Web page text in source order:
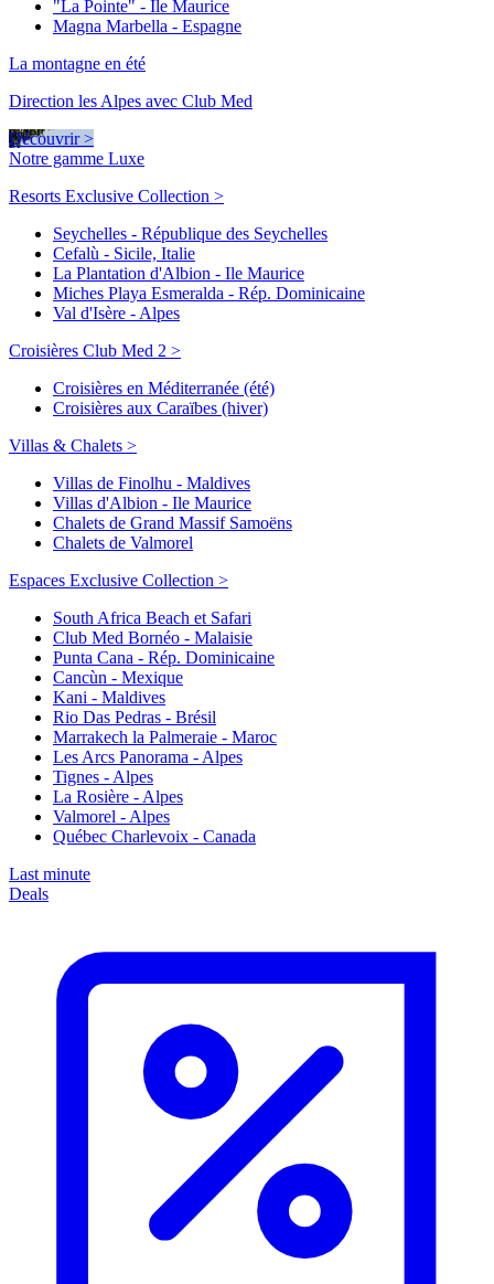
"La Pointe" - Ile Maurice
Magna Marbella - Espagne
La montagne en été
Direction les Alpes avec Club Med
Découvrir >
Notre gamme Luxe
Resorts Exclusive Collection >
Seychelles - République des Seychelles
Cefalù - Sicile, Italie
La Plantation d'Albion - Ile Maurice
Miches Playa Esmeralda - Rép. Dominicaine
Val d'Isère - Alpes
Croisières Club Med 2 >
Croisières en Méditerranée (été)
Croisières aux Caraïbes (hiver)
Villas & Chalets >
Villas de Finolhu - Maldives
Villas d'Albion - Ile Maurice
Chalets de Grand Massif Samoëns
Chalets de Valmorel
Espaces Exclusive Collection >
South Africa Beach et Safari
Club Med Bornéo - Malaisie
Punta Cana - Rép. Dominicaine
Cancùn - Mexique
Kani - Maldives
Rio Das Pedras - Brésil
Marrakech la Palmeraie - Maroc
Les Arcs Panorama - Alpes
Tignes - Alpes
La Rosière - Alpes
Valmorel - Alpes
Québec Charlevoix - Canada
Last minute
Deals